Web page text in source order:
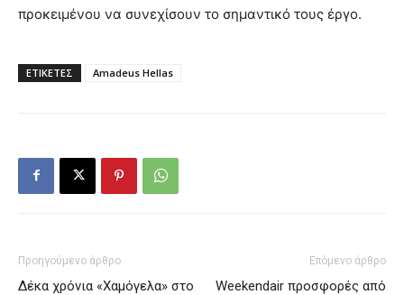
προκειμένου να συνεχίσουν το σημαντικό τους έργο.
ΕΤΙΚΕΤΕΣ Amadeus Hellas
Προηγούμενο άρθρο
Δέκα χρόνια «Χαμόγελα» στο
Επόμενο άρθρο
Weekendair προσφορές από